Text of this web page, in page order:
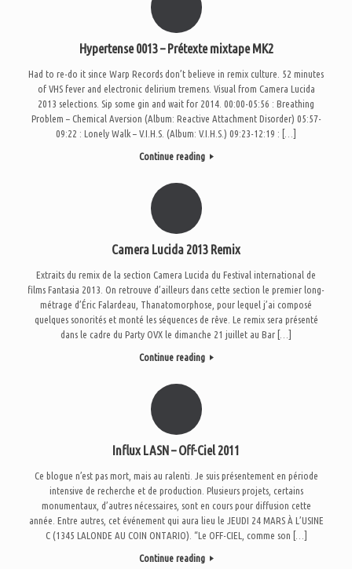
Hypertense 0013 – Prétexte mixtape MK2
Had to re-do it since Warp Records don’t believe in remix culture. 52 minutes
of VHS fever and electronic delirium tremens. Visual from Camera Lucida
2013 selections. Sip some gin and wait for 2014. 00:00-05:56 : Breathing
Problem – Chemical Aversion (Album: Reactive Attachment Disorder) 05:57-
09:22 : Lonely Walk – V.I.H.S. (Album: V.I.H.S.) 09:23-12:19 : […]
Continue reading
Camera Lucida 2013 Remix
Extraits du remix de la section Camera Lucida du Festival international de
films Fantasia 2013. On retrouve d’ailleurs dans cette section le premier long-
métrage d’Éric Falardeau, Thanatomorphose, pour lequel j’ai composé
quelques sonorités et monté les séquences de rêve. Le remix sera présenté
dans le cadre du Party OVX le dimanche 21 juillet au Bar […]
Continue reading
Influx LASN – Off-Ciel 2011
Ce blogue n’est pas mort, mais au ralenti. Je suis présentement en période
intensive de recherche et de production. Plusieurs projets, certains
monumentaux, d’autres nécessaires, sont en cours pour diffusion cette
année. Entre autres, cet événement qui aura lieu le JEUDI 24 MARS À L’USINE
C (1345 LALONDE AU COIN ONTARIO). “Le OFF-CIEL, comme son […]
Continue reading